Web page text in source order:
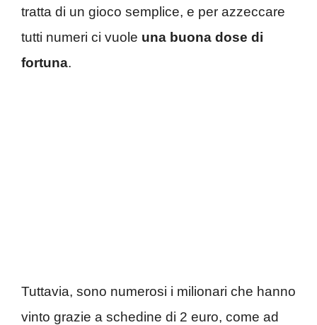
tratta di un gioco semplice, e per azzeccare
tutti numeri ci vuole una buona dose di
fortuna.
Tuttavia, sono numerosi i milionari che hanno
vinto grazie a schedine di 2 euro, come ad